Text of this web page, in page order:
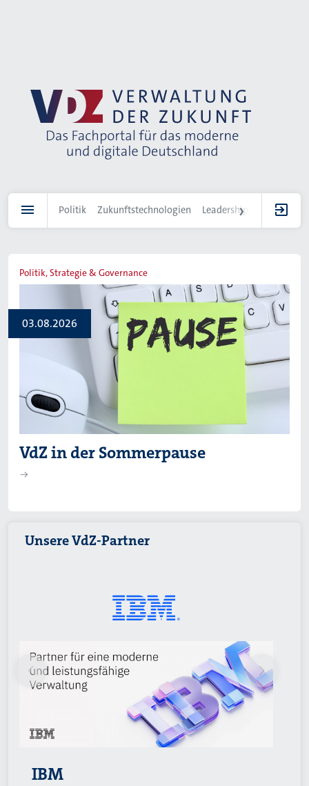
Politik Zukunftstechnologien Leadership IT-
03.08.2026
Politik, Strategie & Governance
VdZ in der Sommerpause
Unsere VdZ-Partner
IBM